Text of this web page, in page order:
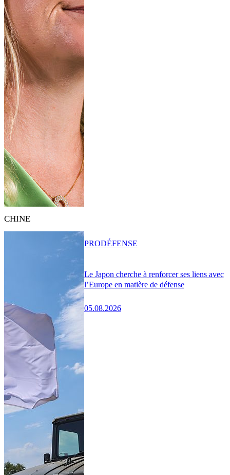
CHINE
Le Japon cherche à renforcer ses liens avec
l’Europe en matière de défense
05.08.2026
PRODÉFENSE